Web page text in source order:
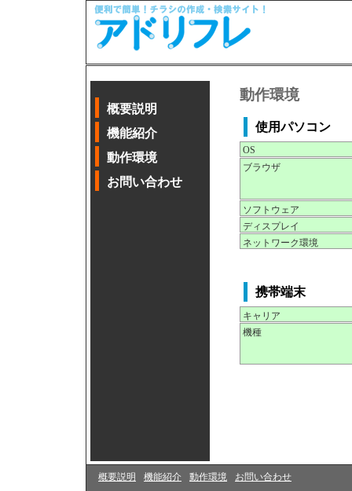
概要説明
機能紹介
動作環境
お問い合わせ
動作環境
使用パソコン
OS
ブラウザ
ソフトウェア
ディスプレイ
ネットワーク環境
携帯端末
キャリア
機種
概要説明 機能紹介 動作環境 お問い合わせ